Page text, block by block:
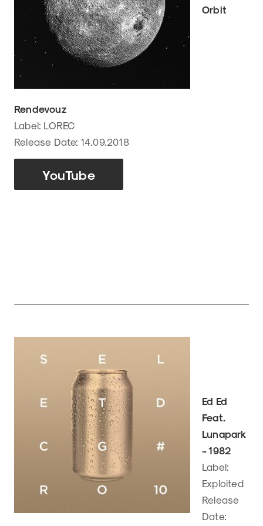
Orbit
Rendevouz
Label: LOREC
Release Date: 14.09.2018
YouTube
Ed Ed
Feat.
Lunapark
- 1982
Label:
Exploited
Release
Date: